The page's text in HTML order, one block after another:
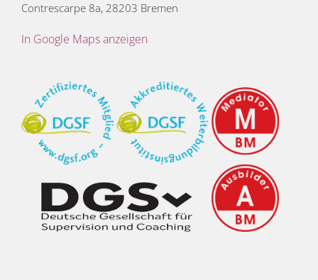
Contrescarpe 8a, 28203 Bremen
In Google Maps anzeigen